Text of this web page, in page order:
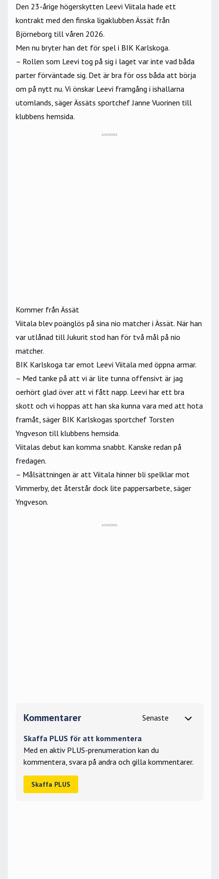
Den 23-årige högerskytten Leevi Viitala hade ett
kontrakt med den finska ligaklubben Ässät från
Björneborg till våren 2026.
Men nu bryter han det för spel i BIK Karlskoga.
– Rollen som Leevi tog på sig i laget var inte vad båda
parter förväntade sig. Det är bra för oss båda att börja
om på nytt nu. Vi önskar Leevi framgång i ishallarna
utomlands, säger Ässäts sportchef Janne Vuorinen till
klubbens hemsida.
ANNONS
Kommer från Ässät
Viitala blev poänglös på sina nio matcher i Ässät. När han
var utlånad till Jukurit stod han för två mål på nio
matcher.
BIK Karlskoga tar emot Leevi Viitala med öppna armar.
– Med tanke på att vi är lite tunna offensivt är jag
oerhört glad över att vi fått napp. Leevi har ett bra
skott och vi hoppas att han ska kunna vara med att hota
framåt, säger BIK Karlskogas sportchef Torsten
Yngveson till klubbens hemsida.
Viitalas debut kan komma snabbt. Kanske redan på
fredagen.
– Målsättningen är att Viitala hinner bli spelklar mot
Vimmerby, det återstår dock lite pappersarbete, säger
Yngveson.
Kommentarer
Skaffa PLUS för att kommentera
Med en aktiv PLUS-prenumeration kan du
kommentera, svara på andra och gilla kommentarer.
Skaffa PLUS